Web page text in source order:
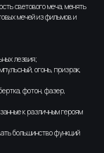
светового меча, менять
мечей из фильмов и
лезвия;
огонь, призрак,
фотон, фазер,
к различным героям
большинство функций